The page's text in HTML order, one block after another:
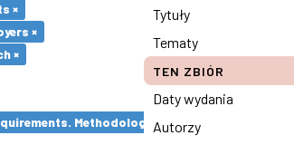
×
×
×
Methodological remarks ×
Tytuły
Tematy
TEN ZBIÓR
Daty wydania
Autorzy